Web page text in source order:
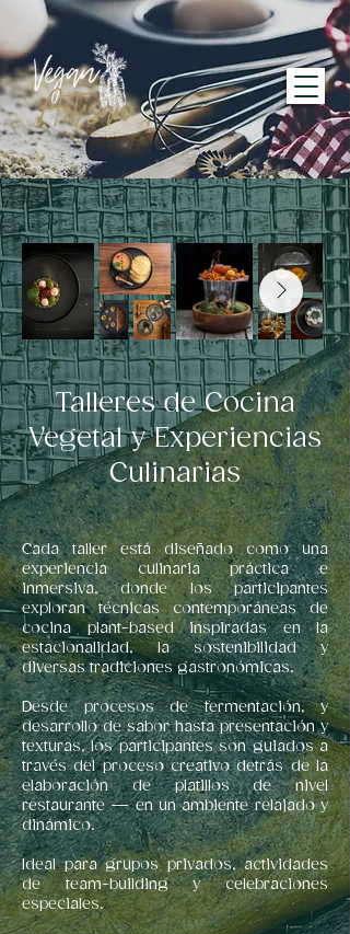
Talleres de Cocina
Vegetal y Experiencias
Culinarias
Cada taller está diseñado como una
experiencia culinaria práctica e
inmersiva, donde los participantes
exploran técnicas contemporáneas de
cocina plant-based inspiradas en la
estacionalidad, la sostenibilidad y
diversas tradiciones gastronómicas.
Desde procesos de fermentación, y
desarrollo de sabor hasta presentación y
texturas, los participantes son guiados a
través del proceso creativo detrás de la
elaboración de platillos de nivel
restaurante — en un ambiente relajado y
dinámico.
Ideal para grupos privados, actividades
de team-building y celebraciones
especiales.